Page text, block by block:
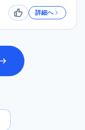
いいね詳細へ